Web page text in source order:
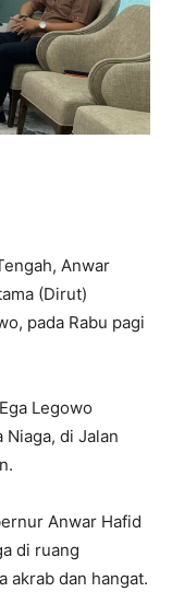
Anwar
(Dirut)
pada Rabu pagi
Legowo
di Jalan
Anwar Hafid
di ruang
akrab dan hangat.